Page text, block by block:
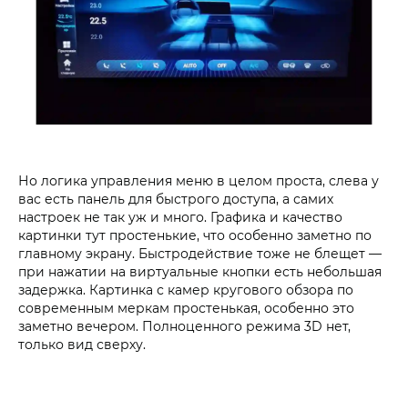
Но логика управления меню в целом проста, слева у
вас есть панель для быстрого доступа, а самих
настроек не так уж и много. Графика и качество
картинки тут простенькие, что особенно заметно по
главному экрану. Быстродействие тоже не блещет —
при нажатии на виртуальные кнопки есть небольшая
задержка. Картинка с камер кругового обзора по
современным меркам простенькая, особенно это
заметно вечером. Полноценного режима 3D нет,
только вид сверху.